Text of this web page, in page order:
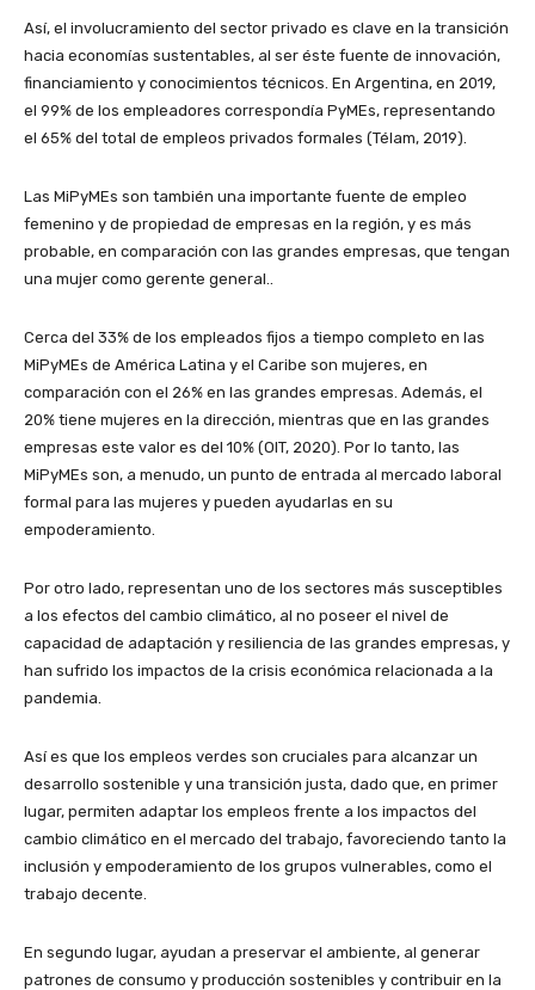
Así, el involucramiento del sector privado es clave en la transición
hacia economías sustentables, al ser éste fuente de innovación,
financiamiento y conocimientos técnicos. En Argentina, en 2019,
el 99% de los empleadores correspondía PyMEs, representando
el 65% del total de empleos privados formales (Télam, 2019).
Las MiPyMEs son también una importante fuente de empleo
femenino y de propiedad de empresas en la región, y es más
probable, en comparación con las grandes empresas, que tengan
una mujer como gerente general..
Cerca del 33% de los empleados fijos a tiempo completo en las
MiPyMEs de América Latina y el Caribe son mujeres, en
comparación con el 26% en las grandes empresas. Además, el
20% tiene mujeres en la dirección, mientras que en las grandes
empresas este valor es del 10% (OIT, 2020). Por lo tanto, las
MiPyMEs son, a menudo, un punto de entrada al mercado laboral
formal para las mujeres y pueden ayudarlas en su
empoderamiento.
Por otro lado, representan uno de los sectores más susceptibles
a los efectos del cambio climático, al no poseer el nivel de
capacidad de adaptación y resiliencia de las grandes empresas, y
han sufrido los impactos de la crisis económica relacionada a la
pandemia.
Así es que los empleos verdes son cruciales para alcanzar un
desarrollo sostenible y una transición justa, dado que, en primer
lugar, permiten adaptar los empleos frente a los impactos del
cambio climático en el mercado del trabajo, favoreciendo tanto la
inclusión y empoderamiento de los grupos vulnerables, como el
trabajo decente.
En segundo lugar, ayudan a preservar el ambiente, al generar
patrones de consumo y producción sostenibles y contribuir en la